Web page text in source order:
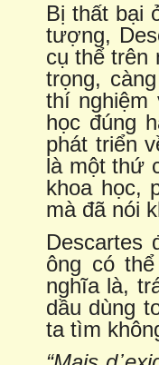
Bị thất bại
tượng,
cụ thể trên
trọng,
thí nghiệm
học đúng
phát triển
là một thứ
khoa học,
mà đã nói
Descartes
ông có
nghĩa là,
dầu dùng
ta tìm